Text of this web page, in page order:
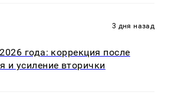
3 дня назад
года: коррекция после
и усиление вторички